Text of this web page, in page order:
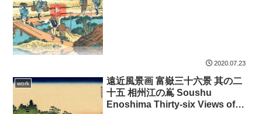
2020.07.23
work
遠近風景画 富嶽三十六景 其の二
十五 相州江の嶌 Soushu
Enoshima Thirty-six Views of